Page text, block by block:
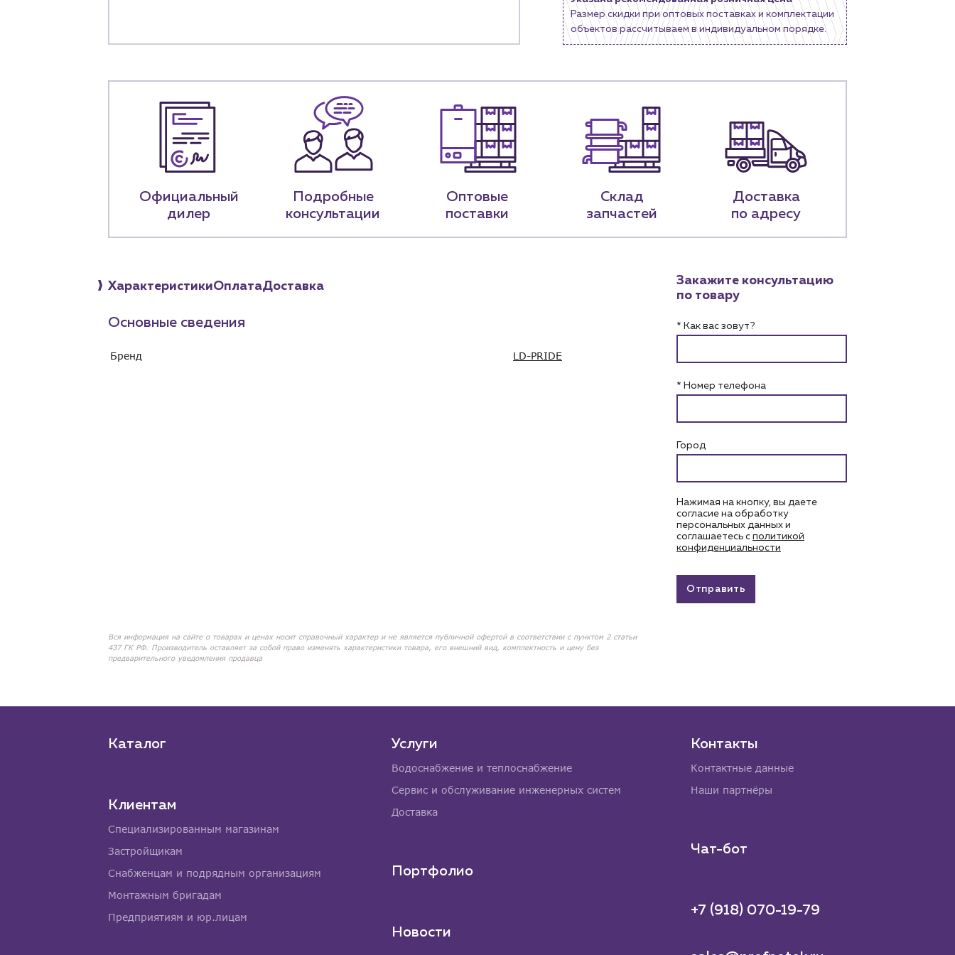
Размер скидки при оптовых поставках и комплектации
объектов рассчитываем в индивидуальном порядке.
Официальный
дилер
Подробные
консультации
Оптовые
поставки
Склад
запчастей
Доставка
по адресу
ХарактеристикиОплатаДоставка
Основные сведения
Бренд LD-PRIDE
Вся информация на сайте о товарах и ценах носит справочный характер и не является публичной офертой в соответствии с пунктом 2 статьи
437 ГК РФ. Производитель оставляет за собой право изменять характеристики товара, его внешний вид, комплектность и цену без
предварительного уведомления продавца
Закажите консультацию
по товару
* Как вас зовут?
* Номер телефона
Город
Нажимая на кнопку, вы даете
согласие на обработку
персональных данных и
соглашаетесь c политикой
конфиденциальности
Отправить
Каталог
Клиентам
Специализированным магазинам
Застройщикам
Снабженцам и подрядным организациям
Монтажным бригадам
Предприятиям и юр.лицам
Услуги
Водоснабжение и теплоснабжение
Сервис и обслуживание инженерных систем
Доставка
Портфолио
Новости
Контакты
Контактные данные
Наши партнёры
Чат-бот
+7 (918) 070-19-79